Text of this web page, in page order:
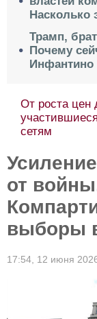
Насколько
Трамп,
Почему
Инфантино
От роста цен
сетям
от
выборы
17:54, 12 июня